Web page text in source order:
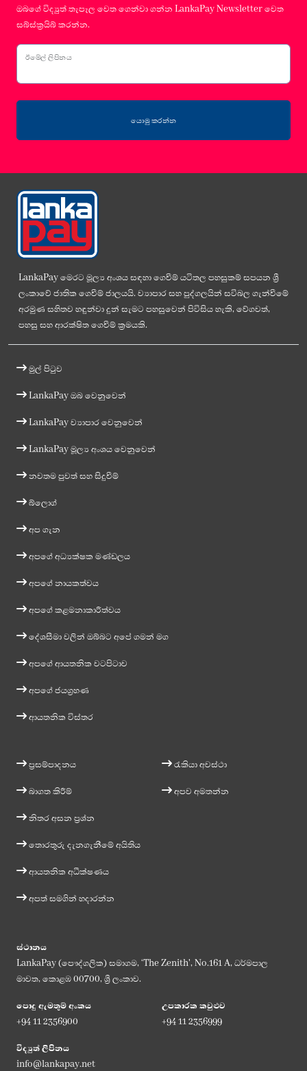
ඔබගේ විද්‍යුත් තැපෑල වෙත ගෙන්වා ගන්න LankaPay Newsletter වෙත
සබ්ස්ක්‍රයිබ් කරන්න.
ඊමේල් ලිපිනය
යොමු කරන්න
LankaPay මෙරට මූල්‍ය අංශය සඳහා ගෙවීම් යටිතල පහසුකම් සපයන ශ්‍රී
ලංකාවේ ජාතික ගෙවීම් ජාලයයි. ව්‍යාපාර සහ පුද්ගලයින් සවිබල ගැන්වීමේ
අරමුණ සහිතව හඳුන්වා දුන් සැමට පහසුවෙන් පිවිසිය හැකි, වේගවත්,
පහසු සහ ආරක්ෂිත ගෙවීම් ක්‍රමයකි.
මුල් පිටුව
LankaPay ඔබ වෙනුවෙන්
LankaPay ව්‍යාපාර වෙනුවෙන්
LankaPay මූල්‍ය අංශය වෙනුවෙන්
නවතම පුවත් සහ සිදුවීම්
බ්ලොග්
අප ගැන
අපගේ අධ්‍යක්ෂක මණ්ඩලය
අපගේ නායකත්වය
අපගේ කළමනාකාරීත්වය
දේශසීමා වලින් ඔබ්බට අපේ ගමන් මග
අපගේ ආයතනික වටපිටාව
අපගේ ජයග්‍රහණ
ආයතනික විස්තර
ප්‍රසම්පාදනය
බාගත කිරීම්
නිතර අසන ප්‍රශ්න
තොරතුරු දැනගැනීමේ අයිතිය
ආයතනික අධීක්ෂණය
අපත් සමගින් හදාරන්න
රැකියා අවස්ථා
අපව අමතන්න
ස්ථානය
LankaPay (පෞද්ගලික) සමාගම, ‘The Zenith', No.161 A, ධර්මපාල
මාවත, කොළඹ 00700, ශ්‍රී ලංකාව.
පොදු ඇමතුම් අංකය
+94 11 2356900
උපකාරක කවුළුව
+94 11 2356999
විද්‍යුත් ලිපිනය
info@lankapay.net